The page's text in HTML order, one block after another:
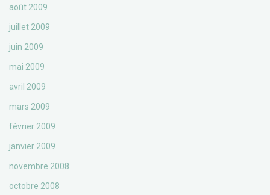
août 2009
juillet 2009
juin 2009
mai 2009
avril 2009
mars 2009
février 2009
janvier 2009
novembre 2008
octobre 2008